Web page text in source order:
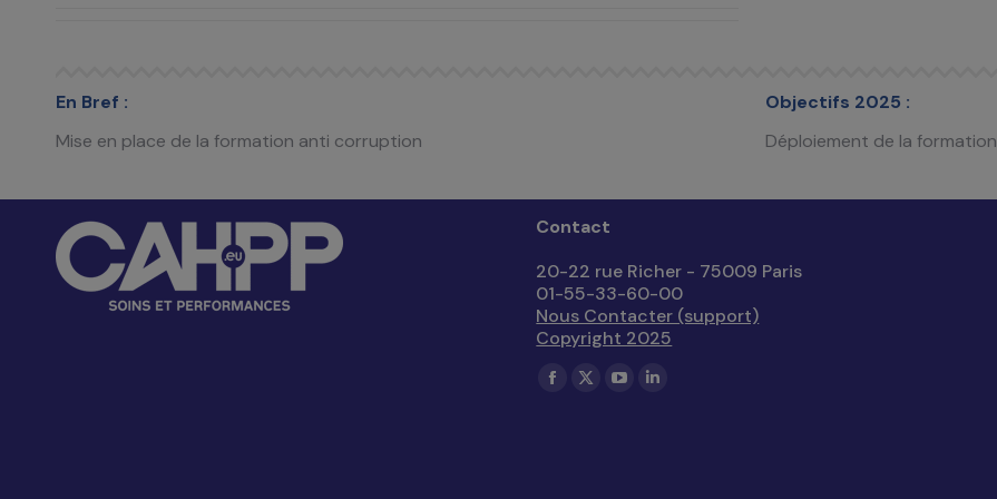
En Bref :
Mise en place de la formation anti corruption
Objectifs 2025 :
Déploiement de la formation
Contact
20-22 rue Richer - 75009 Paris
01-55-33-60-00
Nous Contacter (support)
Copyright 2025
Trouvez nous sur :
La
La
La
La